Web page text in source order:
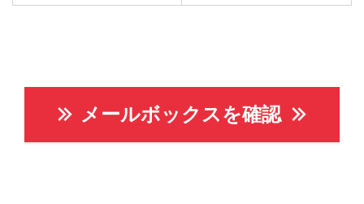
メールボックスを確認